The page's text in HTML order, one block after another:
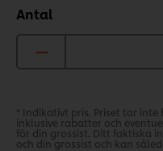
Antal
* Indikativt pris. Priset tar
inklusive rabatter och
för din grossist. Ditt faktiska
och din grossist och kan